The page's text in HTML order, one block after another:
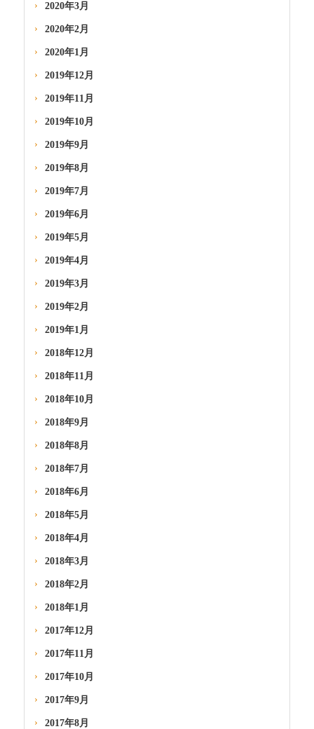
2020年3月
2020年2月
2020年1月
2019年12月
2019年11月
2019年10月
2019年9月
2019年8月
2019年7月
2019年6月
2019年5月
2019年4月
2019年3月
2019年2月
2019年1月
2018年12月
2018年11月
2018年10月
2018年9月
2018年8月
2018年7月
2018年6月
2018年5月
2018年4月
2018年3月
2018年2月
2018年1月
2017年12月
2017年11月
2017年10月
2017年9月
2017年8月